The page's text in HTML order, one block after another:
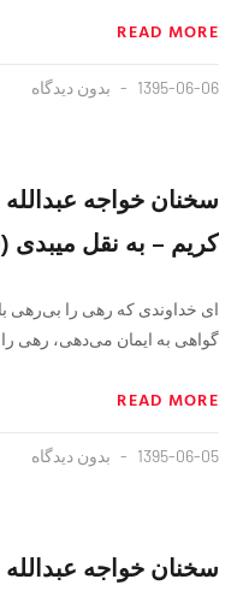
READ MORE
1395-06-06 بدون دیدگاه
سخنان خواجه
كريم – به نقل
اى خداوندى كه رهى را بى‏‌رهى
گواهى به ايمان مى‏‌دهى، رهى را
READ MORE
1395-06-05 بدون دیدگاه
سخنان خواجه